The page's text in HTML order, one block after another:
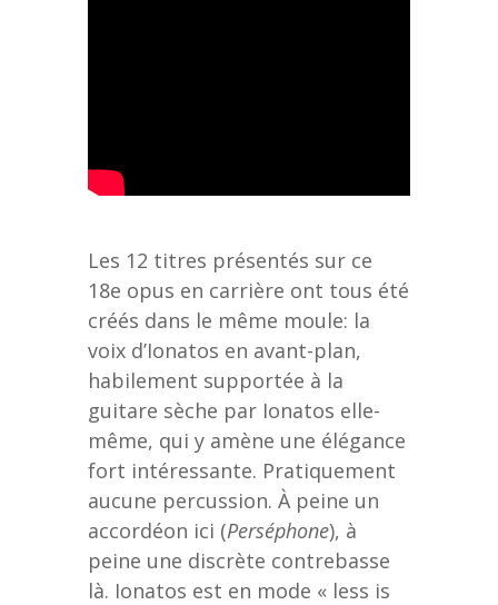
Les 12 titres présentés sur ce
18e opus en carrière ont tous été
créés dans le même moule: la
voix d’Ionatos en avant-plan,
habilement supportée à la
guitare sèche par Ionatos elle-
même, qui y amène une élégance
fort intéressante. Pratiquement
aucune percussion. À peine un
accordéon ici (Perséphone), à
peine une discrète contrebasse
là. Ionatos est en mode « less is